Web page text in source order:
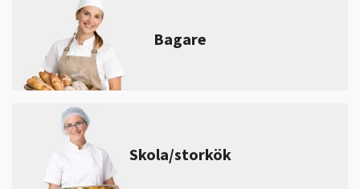
Bagare
Skola/storkök